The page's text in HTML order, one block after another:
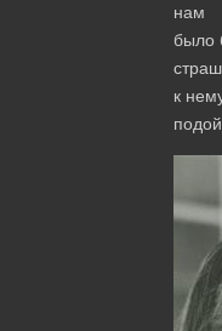
нам
было
к